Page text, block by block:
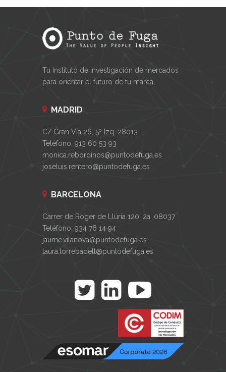
Tu Instituto de investigación de mercados
para orientar el futuro de tu marca.
MADRID
C/ Gran Vía 26, 5º Izq. 28013
Teléfono: 913 60 53 93
monica.rebordinos@puntodefuga.es
joseluis.rentero@puntodefuga.es
BARCELONA
Carrer de Roger de Llúria 120, 2a. 08037
Teléfono: 934 76 14 94
jaume.vilanova@puntodefuga.es
laura.torrebadell@puntodefuga.es